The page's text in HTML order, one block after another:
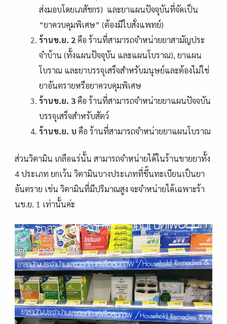
ส่งมอบโดยเภสัชกร) และยาแผนปัจจุบันที่จัดเป็น
“ยาควบคุมพิเศษ” (ต้องมีใบสั่งแพทย์)
ร้านข.ย. 2คือ ร้านที่สามารถจำหน่ายยาสามัญประ
จําบ้าน (ทั้งแผนปัจจุบัน และแผนโบราณ), ยาแผน
โบราณ และยาบรรจุเสร็จสําหรับมนุษย์และต้องไม่ใช่
ยาอันตรายหรือยาควบคุมพิเศษ
ร้านข.ย. 3คือ ร้านที่สามารถจำหน่ายยาแผนปัจจบัน
บรรจุเสร็จสําหรับสัตว์
ร้านข.ย. บ คือ ร้านที่สามารถจำหน่ายยาแผนโบราณ
ส่วนวิตามิน เกลือแร่นั้น สามารถจำหน่ายได้ในร้านขายยาทั้ง
4 ประเภท ยกเว้น วิตามินบางประเภทที่ขึ้นทะเบียนเป็นยา
อันตราย เช่น วิตามินที่มีปริมาณสูง จะจำหน่ายได้เฉพาะร้า
นข.ย. 1 เท่านั้นค่ะ